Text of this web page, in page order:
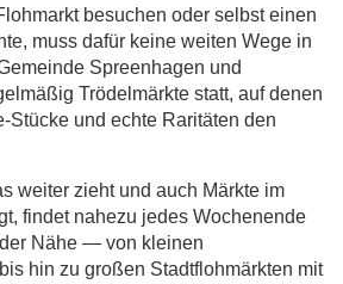
besuchen oder selbst einen
muss dafür keine weiten Wege in
Spreenhagen und
Trödelmärkte statt, auf denen
Stücke und echte Raritäten den
weiter zieht und auch Märkte im
findet nahezu jedes Wochenende
Nähe — von kleinen
hin zu großen Stadtflohmärkten mit